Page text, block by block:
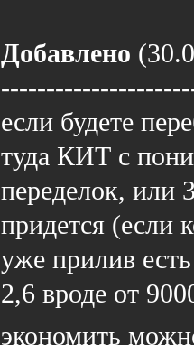
Добавлено
если будете
туда КИТ с
переделок, или
придется (если
уже прилив
2,6 вроде от
экономить